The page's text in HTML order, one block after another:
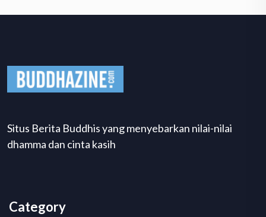
Situs Berita Buddhis yang menyebarkan nilai-nilai
dhamma dan cinta kasih
Category